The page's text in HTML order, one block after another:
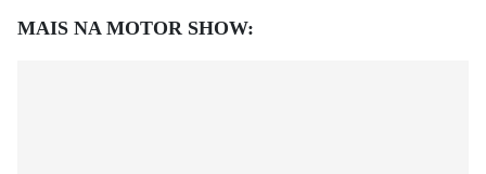
MAIS NA MOTOR SHOW: